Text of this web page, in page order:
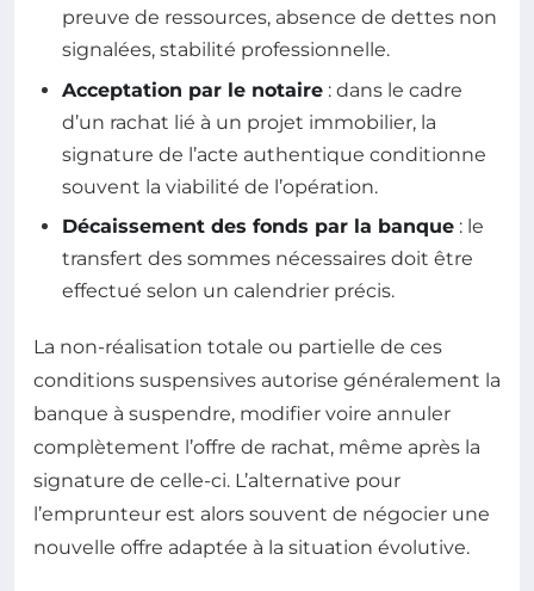
preuve de ressources, absence de dettes non
signalées, stabilité professionnelle.
Acceptation par le notaire : dans le cadre
d’un rachat lié à un projet immobilier, la
signature de l’acte authentique conditionne
souvent la viabilité de l’opération.
Décaissement des fonds par la banque : le
transfert des sommes nécessaires doit être
effectué selon un calendrier précis.
La non-réalisation totale ou partielle de ces
conditions suspensives autorise généralement la
banque à suspendre, modifier voire annuler
complètement l’offre de rachat, même après la
signature de celle-ci. L’alternative pour
l’emprunteur est alors souvent de négocier une
nouvelle offre adaptée à la situation évolutive.